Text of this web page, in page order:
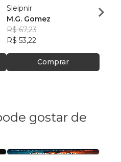
Sleipnir
M.G. Gomez
R$ 67,23
R$ 53,22
Comprar
R$
gostar de